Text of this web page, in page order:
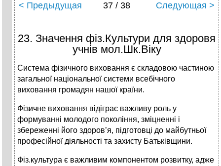
< Предыдущая 37 / 38 Следующая >
23. Значення фіз.Культури для здоровя
учнів мол.Шк.Віку
Система фізичного виховання є складовою частиною
загальної національної системи всебічного
виховання громадян нашої країни.
Фізичне виховання відіграє важливу роль у
формуванні молодого покоління, зміцненні і
збереженні його здоров’я, підготовці до майбутньої
професійної діяльності та захисту Батьківщини.
Фіз.культура є важливим компонентом розвитку, адже